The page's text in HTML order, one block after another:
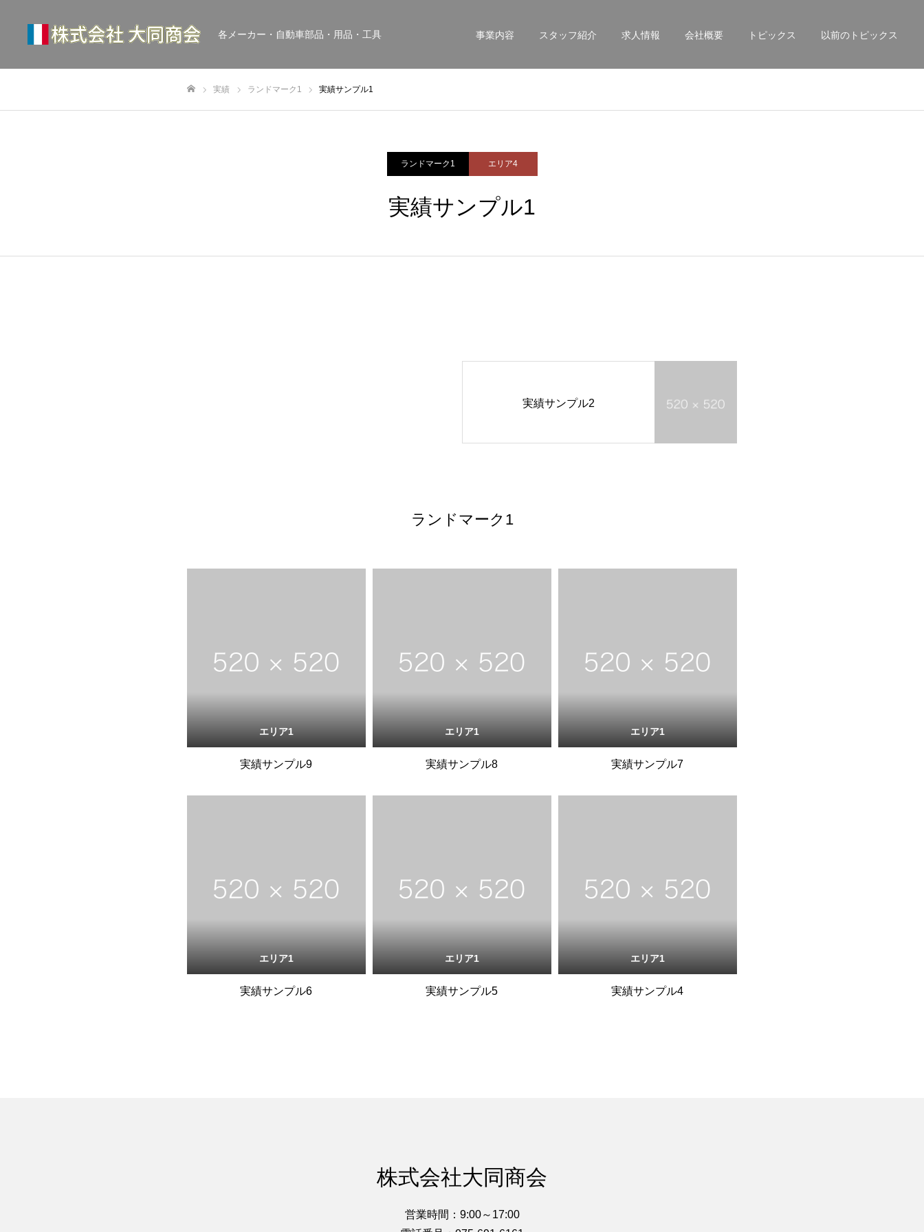
各メーカー・自動車部品・用品・工具 事業内容 スタッフ紹介 求人情報 会社概要 トピックス 以前のトピックス
実績 ランドマーク1 実績サンプル1
ランドマーク1 エリア4
実績サンプル1
実績サンプル2
ランドマーク1
エリア1
実績サンプル9
エリア1
実績サンプル8
エリア1
実績サンプル7
エリア1
実績サンプル6
エリア1
実績サンプル5
エリア1
実績サンプル4
株式会社大同商会
営業時間：9:00～17:00